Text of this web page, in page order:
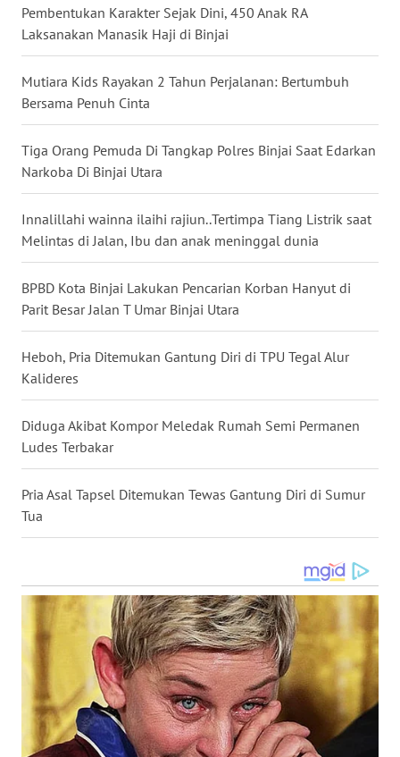
Pembentukan Karakter Sejak Dini, 450 Anak RA
Laksanakan Manasik Haji di Binjai
Mutiara Kids Rayakan 2 Tahun Perjalanan: Bertumbuh
Bersama Penuh Cinta
Tiga Orang Pemuda Di Tangkap Polres Binjai Saat Edarkan
Narkoba Di Binjai Utara
Innalillahi wainna ilaihi rajiun..Tertimpa Tiang Listrik saat
Melintas di Jalan, Ibu dan anak meninggal dunia
BPBD Kota Binjai Lakukan Pencarian Korban Hanyut di
Parit Besar Jalan T Umar Binjai Utara
Heboh, Pria Ditemukan Gantung Diri di TPU Tegal Alur
Kalideres
Diduga Akibat Kompor Meledak Rumah Semi Permanen
Ludes Terbakar
Pria Asal Tapsel Ditemukan Tewas Gantung Diri di Sumur
Tua
WN
KALTIM
WN
GORONTALO
SULUT
MALUKU
MALUT
WN
DAIRI
WN
DANAU
LANGKAT
TAPANULI
SELATAN